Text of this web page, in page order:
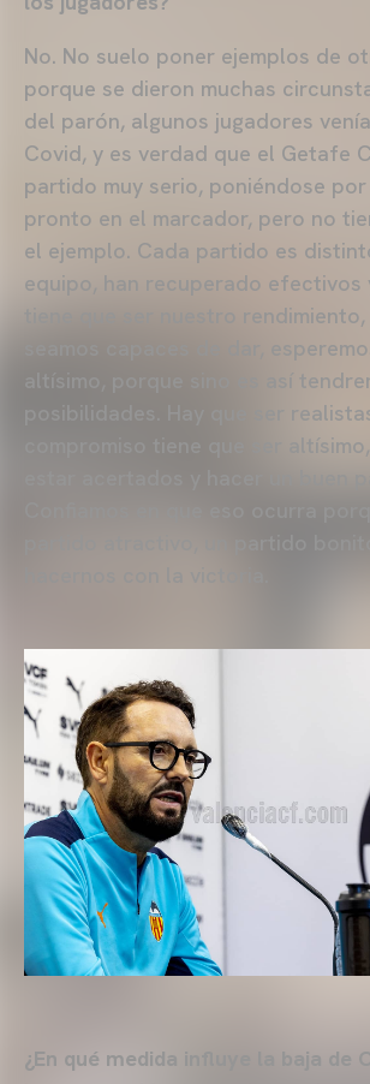
No. No suelo poner ejemplos de
porque se dieron muchas
del parón, algunos jugadores
Covid, y es verdad que el Getafe
partido muy serio, poniéndose
pronto en el marcador, pero no
el ejemplo. Cada partido es
equipo, han recuperado efectivos
tiene que ser nuestro
seamos capaces de dar,
altísimo, porque sino es así
posibilidades. Hay que ser
compromiso tiene que ser
¿En qué medida influye la baja de